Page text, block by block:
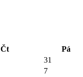
Čt Pá
31
7